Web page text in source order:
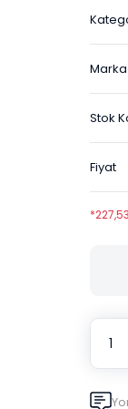
Marka
Stok
Fiyat